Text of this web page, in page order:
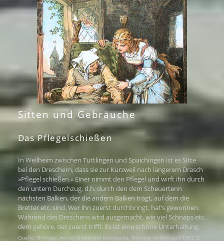
Sitten und Gebräuche
Das Pflegelschießen
In Weilheim zwischen Tuttlingen und Spaichingen ist es Sitte
bei den Dreschern, dass sie zur Kurzweil nach längerem Drasch
»Pflegel schießen.« Einer nimmt den Pflegel und wirft ihn durch
den untern Durchzug, d.h. durch den dem Scheuertenn
nächsten Balken, der die andern Balken trägt, auf dem die
Bretter etc. sind. Wer ihn zuerst durchbringt, hat’s gewonnen.
Während des Dreschens wird ausgemacht, wie viel Schnaps etc.
dem gehöre, der zuerst trifft. Es ist eine schöne Unterhaltung.
Quelle: Birlinger, Anton: Sitten und Gebräuche. Freiburg im Breisgau 1862, S.